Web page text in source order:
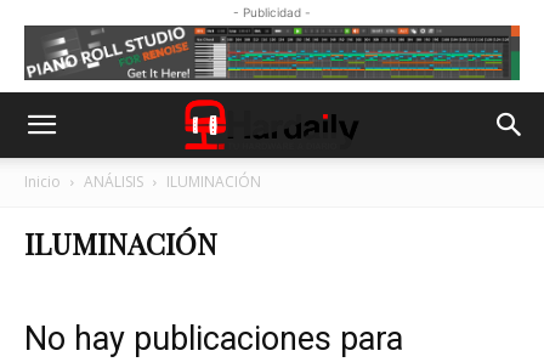
- Publicidad -
Inicio ANÁLISIS ILUMINACIÓN
ILUMINACIÓN
No hay publicaciones para